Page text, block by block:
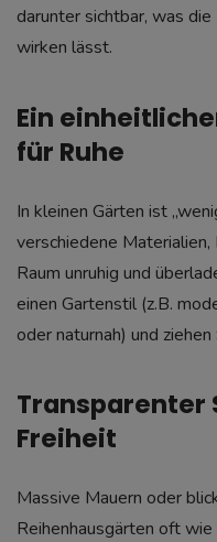
darunter sichtbar, was
wirken lässt.
Ein
für Ruhe
In kleinen Gärten ist
verschiedene
Raum unruhig und
einen Gartenstil (z.B.
oder naturnah) und
Transparenter
Freiheit
Massive Mauern oder
Reihenhausgärten oft